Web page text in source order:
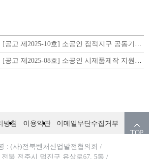
방침 이용약관
이메일무단수집거부
TOP
: (사)전북벤처산업발전협의회 /
전북 전주시 덕진구 유상로67, 5동 /